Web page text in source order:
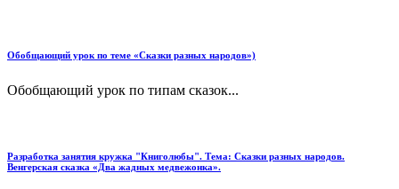
Обобщающий урок по теме «Сказки разных народов»)
Обобщающий урок по типам сказок...
Разработка занятия кружка "Книголюбы". Тема: Сказки разных народов.
Венгерская сказка «Два жадных медвежонка».